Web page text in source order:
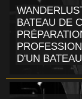
BATEAU DE
D'UN